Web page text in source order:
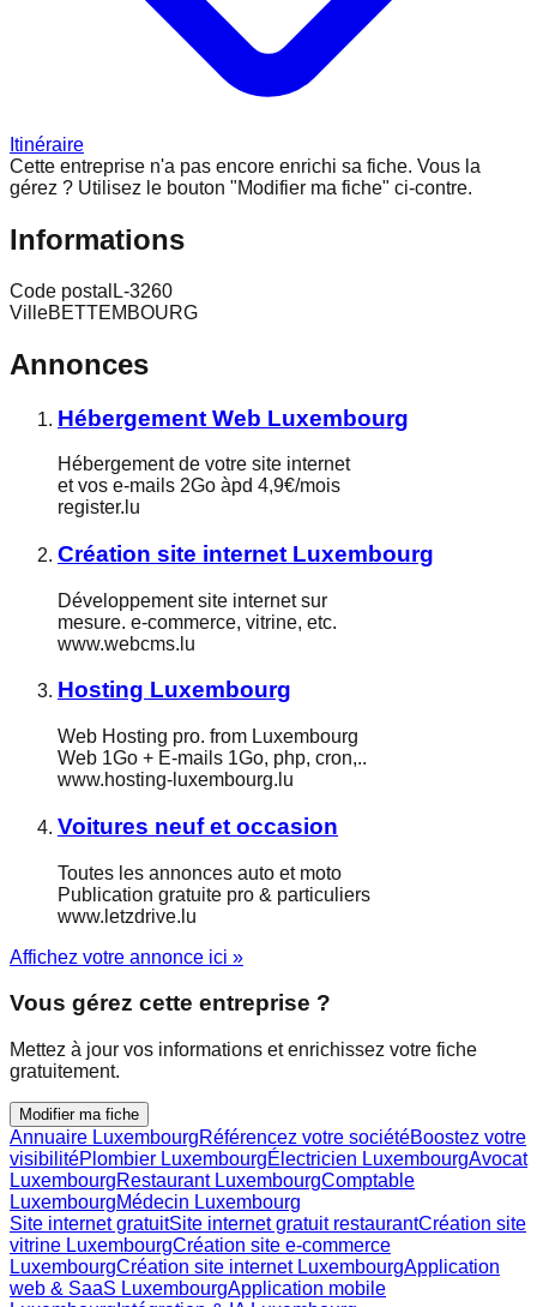
Itinéraire
Cette entreprise n'a pas encore enrichi sa fiche. Vous la
gérez ? Utilisez le bouton "Modifier ma fiche" ci-contre.
Informations
Code postal L-3260
VilleBETTEMBOURG
Annonces
Hébergement Web Luxembourg
Hébergement de votre site internet
et vos e-mails 2Go àpd 4,9€/mois
register.lu
Création site internet Luxembourg
Développement site internet sur
mesure. e-commerce, vitrine, etc.
www.webcms.lu
Hosting Luxembourg
Web Hosting pro. from Luxembourg
Web 1Go + E-mails 1Go, php, cron,..
www.hosting-luxembourg.lu
Voitures neuf et occasion
Toutes les annonces auto et moto
Publication gratuite pro & particuliers
www.letzdrive.lu
Affichez votre annonce ici »
Vous gérez cette entreprise ?
Mettez à jour vos informations et enrichissez votre fiche
gratuitement.
Modifier ma fiche
Annuaire LuxembourgRéférencez votre sociétéBoostez votre
visibilitéPlombier LuxembourgÉlectricien LuxembourgAvocat
LuxembourgRestaurant LuxembourgComptable
LuxembourgMédecin Luxembourg
Site internet gratuitSite internet gratuit restaurantCréation site
vitrine LuxembourgCréation site e-commerce
LuxembourgCréation site internet LuxembourgApplication
web & SaaS LuxembourgApplication mobile